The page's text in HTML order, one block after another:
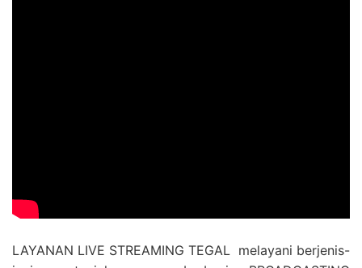
LAYANAN LIVE STREAMING TEGAL melayani berjenis-